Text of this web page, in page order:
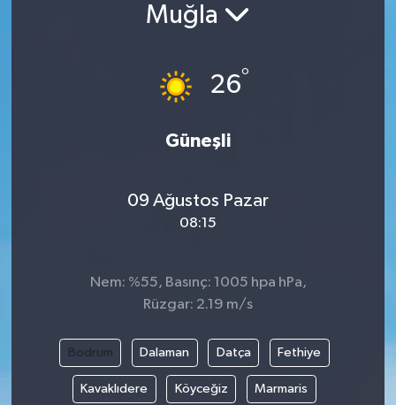
Muğla
26°
Güneşli
09 Ağustos Pazar
08:15
Nem: %55, Basınç: 1005 hpa hPa,
Rüzgar: 2.19 m/s
Bodrum Dalaman Datça Fethiye
Kavaklıdere Köyceğiz Marmaris